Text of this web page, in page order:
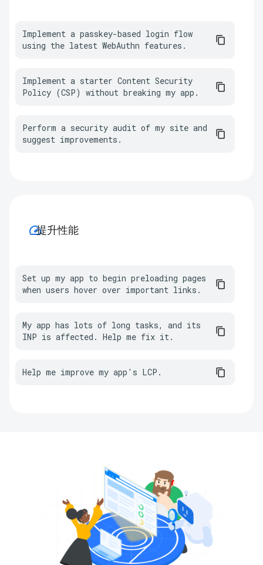
Implement a passkey-based login flow
using the latest WebAuthn features.
Implement a starter Content Security
Policy (CSP) without breaking my app.
Perform a security audit of my site and
suggest improvements.
speed提升性能
Set up my app to begin preloading pages
when users hover over important links.
My app has lots of long tasks, and its
INP is affected. Help me fix it.
Help me improve my app's LCP.